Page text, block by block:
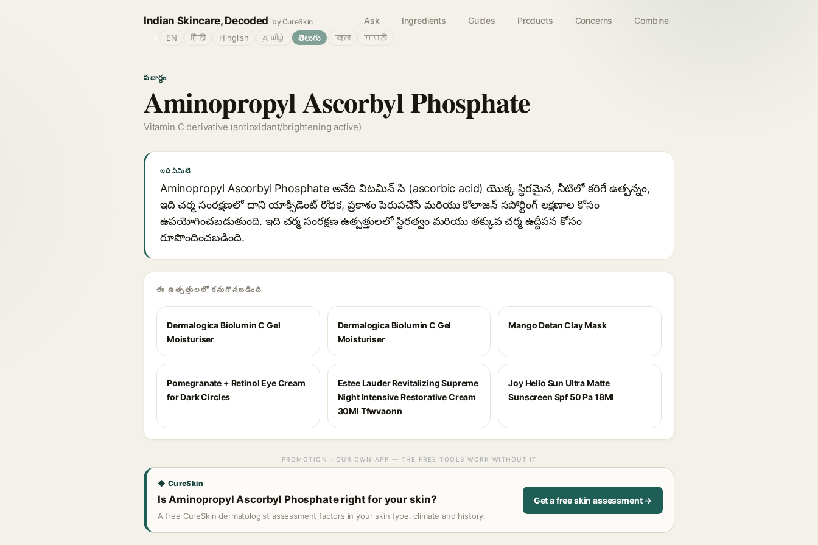
Indian Skincare, Decoded by CureSkin Ask Ingredients Guides Products Concerns Combine
EN हिंदी Hinglish தமிழ் తెలుగు বাংলা मराठी
పదార్థం
Aminopropyl Ascorbyl Phosphate
Vitamin C derivative (antioxidant/brightening active)
ఇది ఏమిటి
Aminopropyl Ascorbyl Phosphate అనేది విటమిన్ సి (ascorbic acid) యొక్క స్థిరమైన, నీటిలో కరిగే ఉత్పన్నం,
ఇది చర్మ సంరక్షణలో దాని యాక్సిడెంట్ రోధక, ప్రకాశం పెరుపచేసే మరియు కోలాజన్ సపోర్టింగ్ లక్షణాల కోసం
ఉపయోగించబడుతుంది. ఇది చర్మ సంరక్షణ ఉత్పత్తులలో స్థిరత్వం మరియు తక్కువ చర్మ ఉద్దీపన కోసం
రూపొందించబడింది.
ఈ ఉత్పత్తులలో కనుగొనబడింది
Dermalogica Biolumin C Gel
Moisturiser
Dermalogica Biolumin C Gel
Moisturiser
Mango Detan Clay Mask
Pomegranate + Retinol Eye Cream
for Dark Circles
Estee Lauder Revitalizing Supreme
Night Intensive Restorative Cream
30Ml Tfwvaonn
Joy Hello Sun Ultra Matte
Sunscreen Spf 50 Pa 18Ml
PROMOTION · OUR OWN APP — THE FREE TOOLS WORK WITHOUT IT
◆ CureSkin
Is Aminopropyl Ascorbyl Phosphate right for your skin?
A free CureSkin dermatologist assessment factors in your skin type, climate and history.
Get a free skin assessment →